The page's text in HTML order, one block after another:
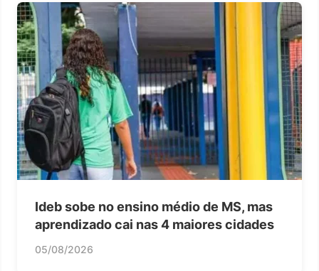
Ideb sobe no ensino médio de MS, mas
aprendizado cai nas 4 maiores cidades
05/08/2026